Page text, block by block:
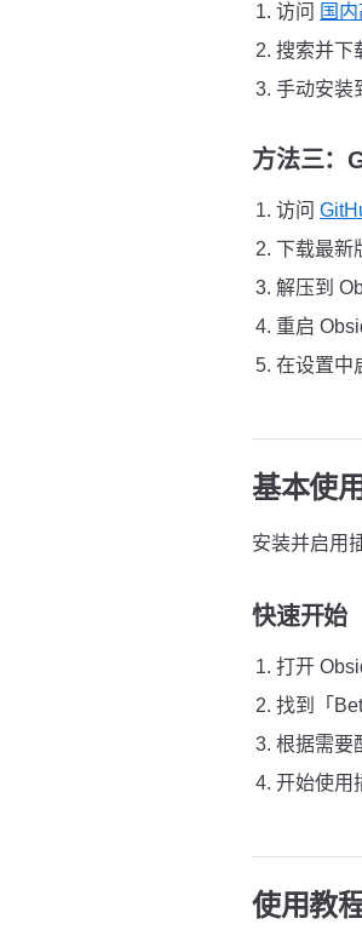
访问 国
搜索并下
手动安装
方法三：
访问
下载最新
解压到
重启
在设置中
基本使用
安装并启用
快速开始
打开
找到「
根据需要
开始使用
使用教